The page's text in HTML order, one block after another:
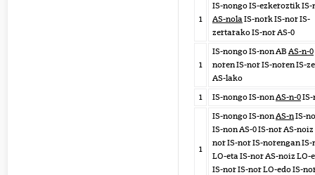
1
IS-nongo IS-ezkeroztik IS-
AS-nolaIS-nork IS-nor IS-
zertarako IS-nor AS-0
1
IS-nongo IS-non AB AS-n-0
noren IS-nor IS-noren IS-
AS-lako
1
IS-nongo IS-nonAS-n-0
1
IS-nongo IS-nonAS-nIS-
IS-non AS-0 IS-nor AS-noiz
nor IS-nor IS-norengan IS-
LO-eta IS-nor AS-noiz LO-
IS-nor IS-nor LO-edo IS-